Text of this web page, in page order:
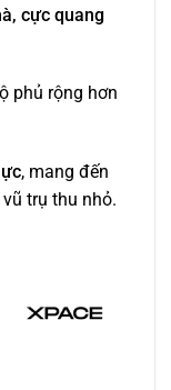
cực quang
phủ rộng hơn
, mang đến
trụ thu nhỏ.